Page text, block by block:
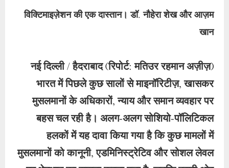
विक्टिमाइज़ेशन की एक दास्तान। डॉ. नौहेरा शेख और आज़म
खान
नई दिल्ली / हैदराबाद (रिपोर्ट: मतिउर रहमान अज़ीज़)
भारत में पिछले कुछ सालों से माइनॉरिटीज़, खासकर
मुसलमानों के अधिकारों, न्याय और समान व्यवहार पर
बहस चल रही है। अलग-अलग सोशियो-पॉलिटिकल
हलकों में यह दावा किया गया है कि कुछ मामलों में
मुसलमानों को कानूनी, एडमिनिस्ट्रेटिव और सोशल लेवल